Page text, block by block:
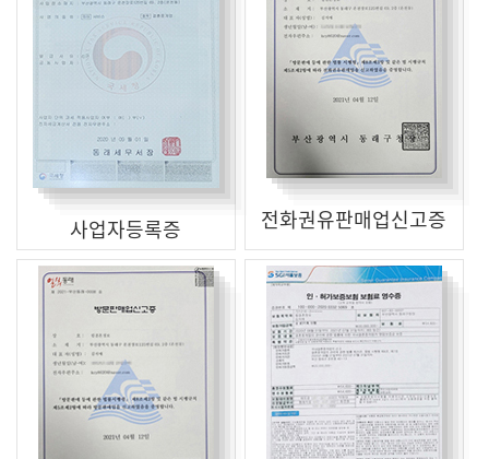
사업자등록증 전화권유판매업신고증